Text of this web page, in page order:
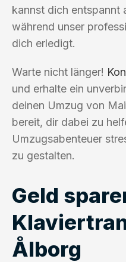
kannst dich entspannt
während unser
dich erledigt.
Warte nicht länger!
und erhalte ein
deinen Umzug von
bereit, dir dabei zu
Umzugsabenteuer
zu gestalten.
Geld
Ålborg